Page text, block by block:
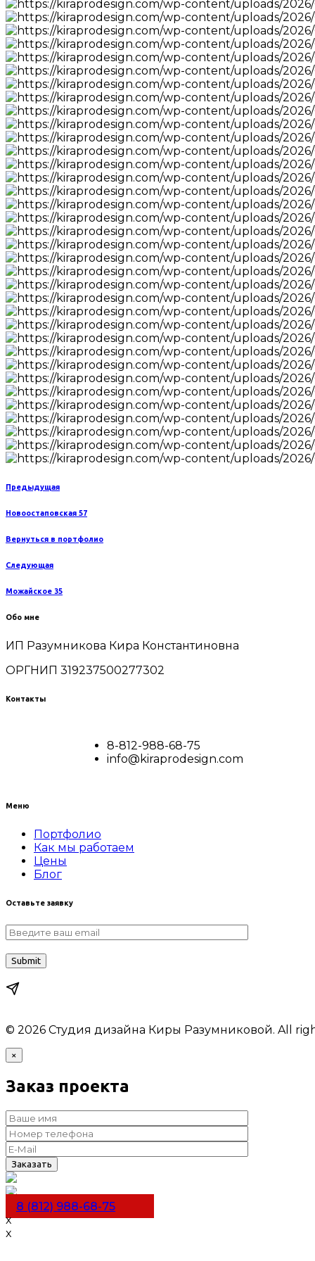
Предыдущая
Новоостаповская 57
Вернуться в портфолио
Следующая
Можайское 35
Обо мне
ИП Разумникова Кира Константиновна
ОРГНИП 319237500277302
Контакты
8-812-988-68-75
info@kiraprodesign.com
Меню
Портфолио
Как мы работаем
Цены
Блог
Оставьте заявку
© 2026 Студия дизайна Киры Разумниковой. All
×
Заказ проекта
8 (812) 988-68-75
x
x